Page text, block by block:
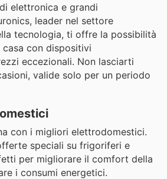
elettronica e grandi
leader nel settore
tecnologia, ti offre la possibilità
con dispositivi
eccezionali. Non lasciarti
valide solo per un periodo
con i migliori elettrodomestici.
speciali su frigoriferi e
per migliorare il comfort della
i consumi energetici.